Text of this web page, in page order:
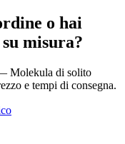
o hai
misura?
Molekula di solito
e tempi di consegna.